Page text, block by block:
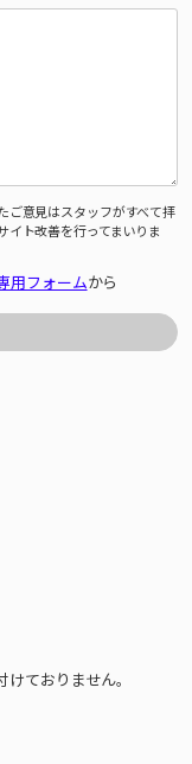
ご意見はスタッフがすべて拝
イト改善を行ってまいりま
用フォームから
ておりません。